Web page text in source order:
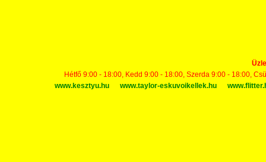
Hétfő 9:00 - 18:00, Kedd 9:00 - 18:00, Szerda 9:00 - 18:00,
www.kesztyu.hu
www.taylor-eskuvoikellek.hu